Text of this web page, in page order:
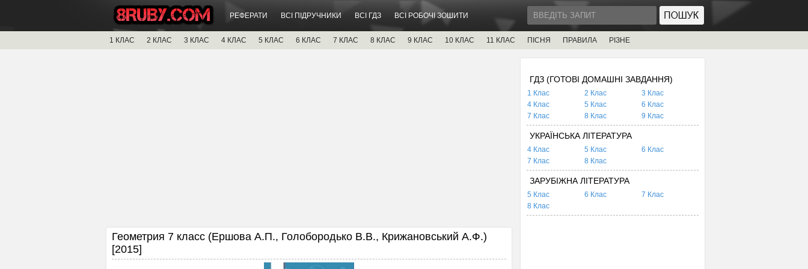
РЕФЕРАТИ ВСІ ПІДРУЧНИКИ ВСІ ГДЗ ВСІ РОБОЧІ ЗОШИТИ
1 КЛАС 2 КЛАС 3 КЛАС 4 КЛАС 5 КЛАС 6 КЛАС 7 КЛАС 8 КЛАС 9 КЛАС 10 КЛАС 11 КЛАС ПІСНЯ ПРАВИЛА РІЗНЕ
Геометрия 7 класс (Ершова А.П., Голобородько В.В., Крижановський А.Ф.)
[2015]
ГДЗ (ГОТОВІ ДОМАШНІ ЗАВДАННЯ)
1 Клас 2 Клас
3 Клас
4 Клас
5 Клас
6 Клас
7 Клас
8 Клас 9 Клас
УКРАЇНСЬКА ЛІТЕРАТУРА
4 Клас 5 Клас
6 Клас
7 Клас
8 Клас
ЗАРУБІЖНА ЛІТЕРАТУРА
5 Клас 6 Клас
7 Клас
8 Клас